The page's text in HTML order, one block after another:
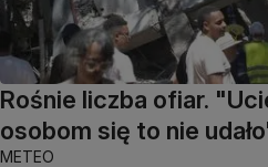
Rośnie liczba ofiar.
osobom się to nie
METEO